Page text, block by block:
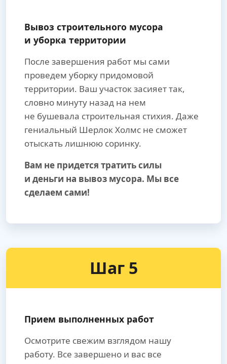
Вывоз строительного мусора
и уборка территории
После завершения работ мы сами
проведем уборку придомовой
территории. Ваш участок засияет так,
словно минуту назад на нем
не бушевала строительная стихия. Даже
гениальный Шерлок Холмс не сможет
отыскать лишнюю соринку.
Вам не придется тратить силы
и деньги на вывоз мусора. Мы все
сделаем сами!
Шаг 5
Прием выполненных работ
Осмотрите свежим взглядом нашу
работу. Все завершено и вас все